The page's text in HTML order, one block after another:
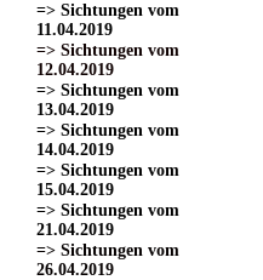
=> Sichtungen vom
11.04.2019
=> Sichtungen vom
12.04.2019
=> Sichtungen vom
13.04.2019
=> Sichtungen vom
14.04.2019
=> Sichtungen vom
15.04.2019
=> Sichtungen vom
21.04.2019
=> Sichtungen vom
26.04.2019